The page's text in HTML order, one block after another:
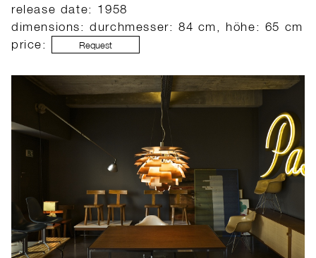
release date: 1958
dimensions: durchmesser: 84 cm, höhe: 65 cm
price:
Request